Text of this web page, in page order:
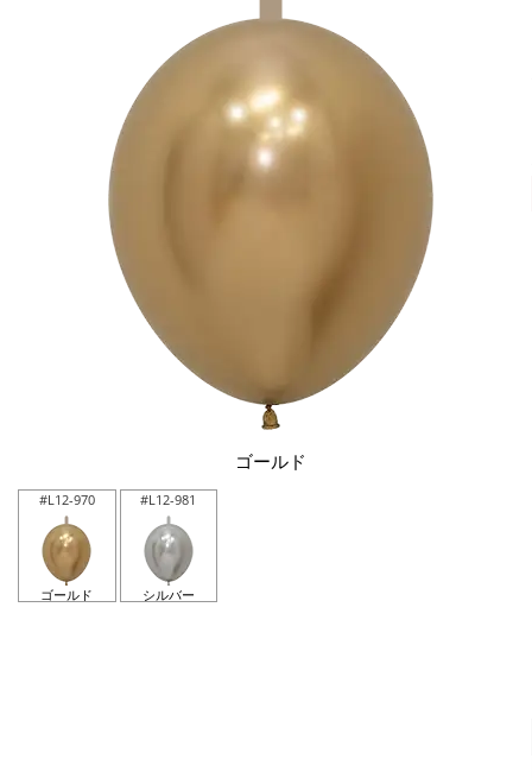
ゴールド
#L12-970
ゴールド
#L12-981
シルバー